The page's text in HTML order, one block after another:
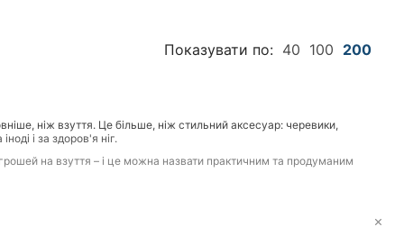
Показувати по: 40 100 200
ніж взуття. Це більше, ніж стильний аксесуар: черевики,
і за здоров'я ніг.
на взуття – і це можна назвати практичним та продуманим